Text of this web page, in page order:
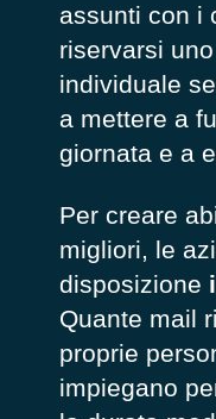
assunti con i
riservarsi
individuale
a mettere a
giornata e a
Per creare
migliori, le
disposizione
Quante mail
proprie
impiegano